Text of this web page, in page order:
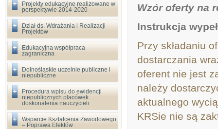
Projekty edukacyjne realizowane w
perspektywie 2014-2020
Dział ds. Wdrażania i Realizacji
Projektów
Edukacyjna współpraca
zagraniczna
Dolnośląskie uczelnie publiczne i
niepubliczne
Procedura wpisu do ewidencji
niepublicznych placówek
doskonalenia nauczycieli
Wsparcie Kształcenia Zawodowego
– Poprawa Efektów
Wzór oferty na
Instrukcja
Przy składaniu
dostarczania
oferent nie jest
należy
aktualnego
KRSie nie są